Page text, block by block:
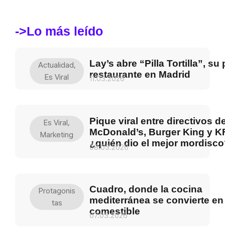
->Lo más leído
Lay’s abre “Pilla Tortilla”, su
restaurante en Madrid
11.03.2026
Actualidad,
Es Viral
Pique viral entre directivos
McDonald’s, Burger King y
¿quién dio el mejor
08.03.2026
Es Viral,
Marketing
Cuadro, donde la cocina
mediterránea se convierte
comestible
07.03.2026
Protagonis
Tas